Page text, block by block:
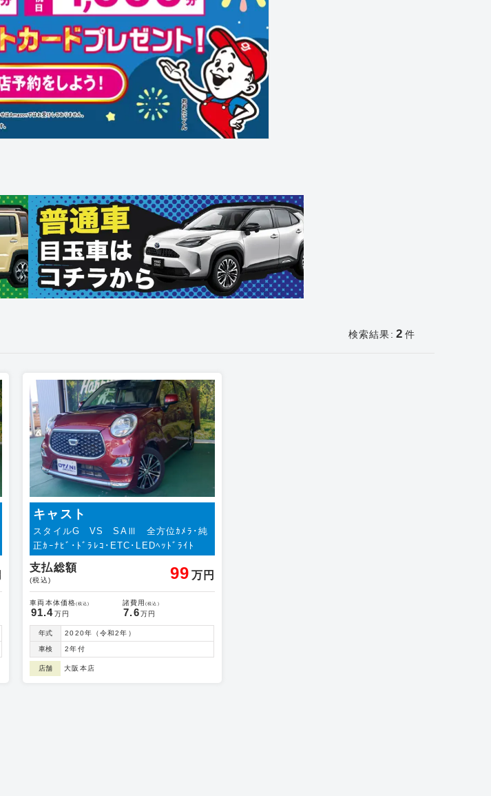
検索結果: 2 件
キャスト
スタイルG VS SAⅢ 全方位ｶﾒﾗ･純
正ｶｰﾅﾋﾞ･ﾄﾞﾗﾚｺ･ETC･LEDﾍｯﾄﾞﾗｲﾄ
支払総額
(税込) 99 万円
車両本体価格(税込)
91.4万円
諸費用(税込)
7.6万円
年式 2020年（令和2年）
車検 2年付
店舗 大阪本店